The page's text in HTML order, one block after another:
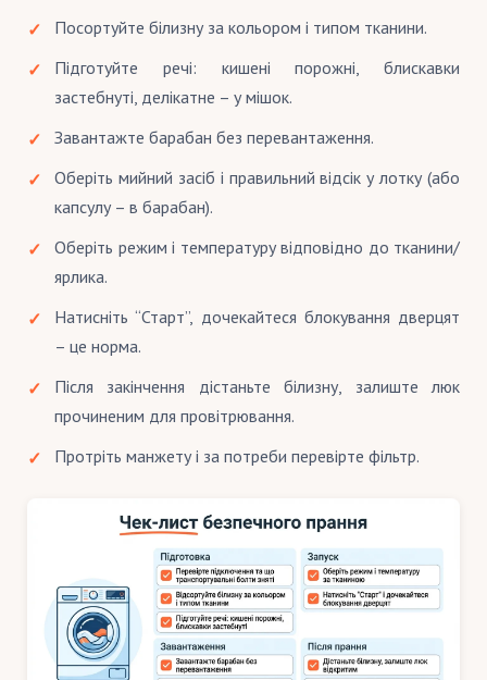
Посортуйте білизну за кольором і типом тканини.
Підготуйте речі: кишені порожні, блискавки
застебнуті, делікатне – у мішок.
Завантажте барабан без перевантаження.
Оберіть мийний засіб і правильний відсік у лотку (або
капсулу – в барабан).
Оберіть режим і температуру відповідно до тканини/
ярлика.
Натисніть “Старт”, дочекайтеся блокування дверцят
– це норма.
Після закінчення дістаньте білизну, залиште люк
прочиненим для провітрювання.
Протріть манжету і за потреби перевірте фільтр.